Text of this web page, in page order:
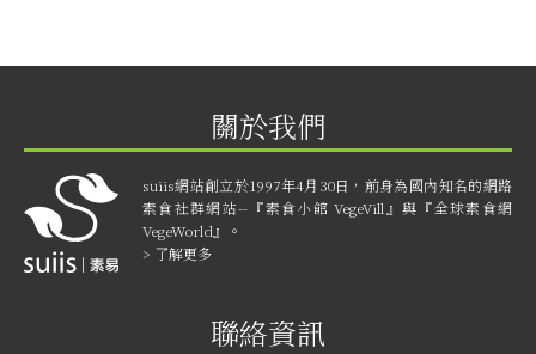
關於我們
suiis網站創立於1997年4月30日，前身為國內知名的網路
素食社群網站--『素食小館 VegeVill』與『全球素食網
VegeWorld』。
> 了解更多
聯絡資訊